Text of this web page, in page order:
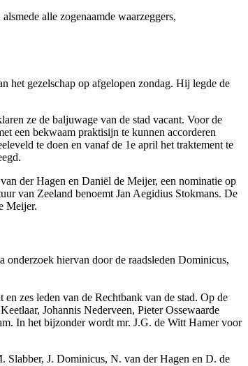
alle zogenaamde waarzeggers,
het gezelschap op afgelopen zondag. Hij legde de
ze de baljuwage van de stad vacant. Voor de
een bekwaam praktisijn te kunnen accorderen
te doen en vanaf de 1e april het traktement te
der Hagen en Daniël de Meijer, een nominatie op
van Zeeland benoemt Jan Aegidius Stokmans. De
Meijer.
hiervan door de raadsleden Dominicus,
zes leden van de Rechtbank van de stad. Op de
Johannis Nederveen, Pieter Ossewaarde
In het bijzonder wordt mr. J.G. de Witt Hamer voor
Slabber, J. Dominicus, N. van der Hagen en D. de